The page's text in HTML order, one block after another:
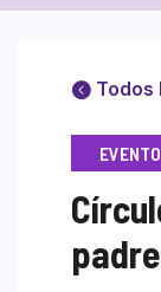
Todos